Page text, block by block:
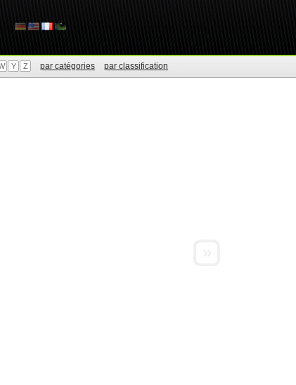
Y Z par catégories par classification